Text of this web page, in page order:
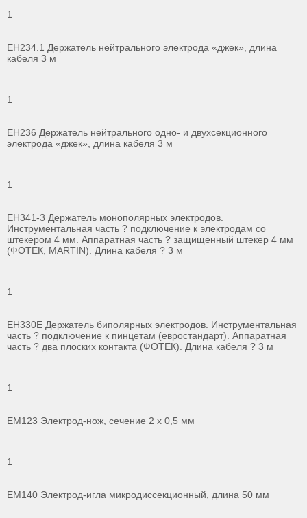
1
ЕН234.1 Держатель нейтрального электрода «джек», длина
кабеля 3 м
1
ЕН236 Держатель нейтрального одно- и двухсекционного
электрода «джек», длина кабеля 3 м
1
ЕН341-3 Держатель монополярных электродов.
Инструментальная часть ? подключение к электродам со
штекером 4 мм. Аппаратная часть ? защищенный штекер 4 мм
(ФОТЕК, MARTIN). Длина кабеля ? 3 м
1
ЕН330Е Держатель биполярных электродов. Инструментальная
часть ? подключение к пинцетам (евростандарт). Аппаратная
часть ? два плоских контакта (ФОТЕК). Длина кабеля ? 3 м
1
ЕМ123 Электрод-нож, сечение 2 х 0,5 мм
1
ЕМ140 Электрод-игла микродиссекционный, длина 50 мм